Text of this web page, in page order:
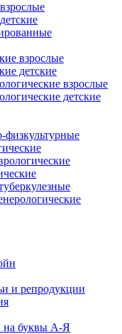
взрослые
детские
взрослые
детские
физкультурные
и репродукции
на буквы А-Я